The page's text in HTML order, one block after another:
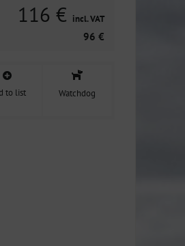
116 € incl. VAT
96 €
to list Watchdog